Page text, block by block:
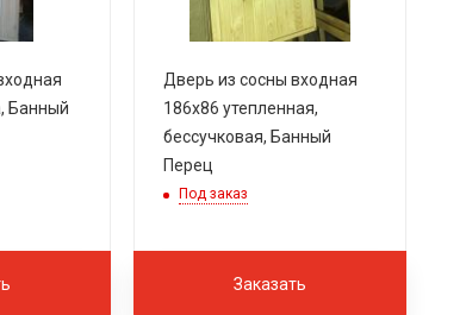
Банный
Дверь из сосны входная
186х86 утепленная,
бессучковая, Банный
Перец
Под заказ
Заказать